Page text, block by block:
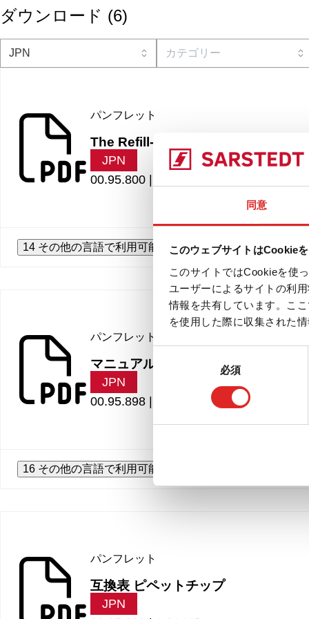
同意
このウェブサイトはCookie
このサイトではCookieを使
ユーザーによるサイトの利
情報を共有しています。こ
を使用した際に収集された
意
必須
ダウンロード (6)
パンフレット
The Refill-Revolution
JPN
00.95.800 |
14 その他の言語で利用可能
パンフレット
マニュアルピペットシステム
JPN
00.95.898 |
16 その他の言語で利用可能
パンフレット
互換表 ピペットチップ
JPN